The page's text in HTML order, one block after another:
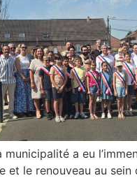
municipalité a eu
et le renouveau au sein